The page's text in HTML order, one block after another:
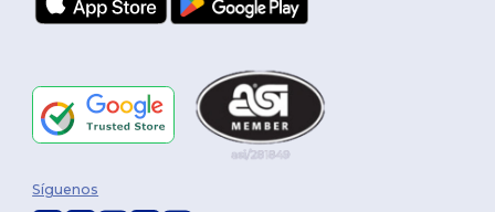
Síguenos